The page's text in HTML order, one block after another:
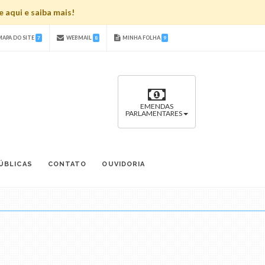
aqui e saiba mais!
DO SITE 7 WEBMAIL 8 MINHA FOLHA 9
EMENDAS
PARLAMENTARES
CONTATO OUVIDORIA